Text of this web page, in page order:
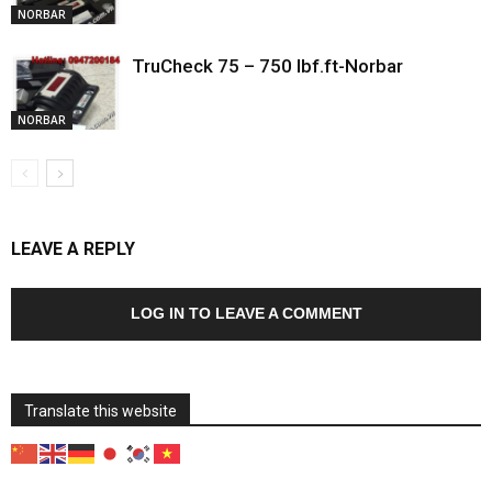
NORBAR
NORBAR
TruCheck 75 – 750 lbf.ft-Norbar
LEAVE A REPLY
LOG IN TO LEAVE A COMMENT
Translate this website